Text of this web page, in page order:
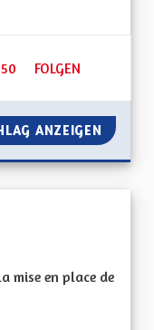
50 50 FOLLOWER
FOLGEN
TOTALEMENT
ANZEIGEN
mise en place de